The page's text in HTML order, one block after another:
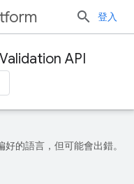
登入
API
的語言，但可能會出錯。